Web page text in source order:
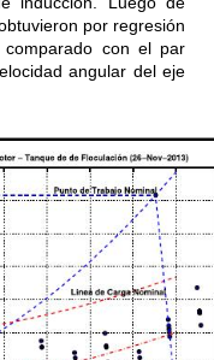
por regresión
con el par
angular del eje